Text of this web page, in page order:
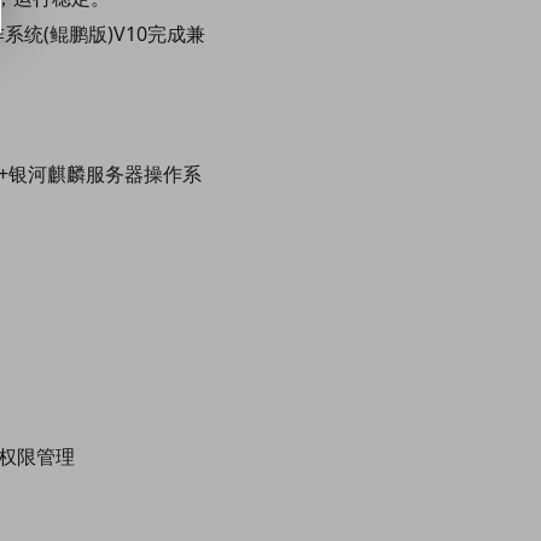
统(鲲鹏版)V10完成兼
银河麒麟服务器操作系
限管理